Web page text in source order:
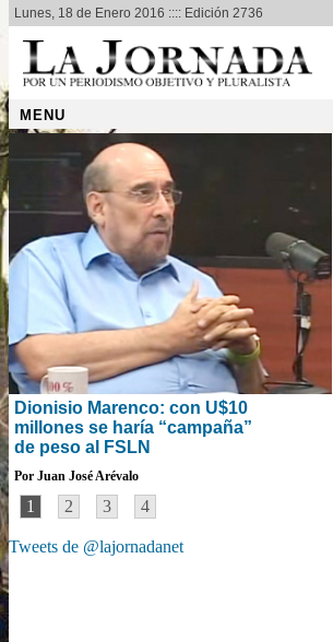
Lunes, 18 de Enero 2016 :::: Edición 2736
MENU
Dionisio Marenco: con U$10
millones se haría “campaña”
de peso al FSLN
Por Juan José Arévalo
1 2 3 4
Tweets de @lajornadanet